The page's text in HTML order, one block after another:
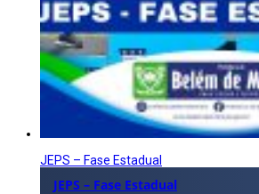
JEPS – Fase Estadual
JEPS – Fase Estadual